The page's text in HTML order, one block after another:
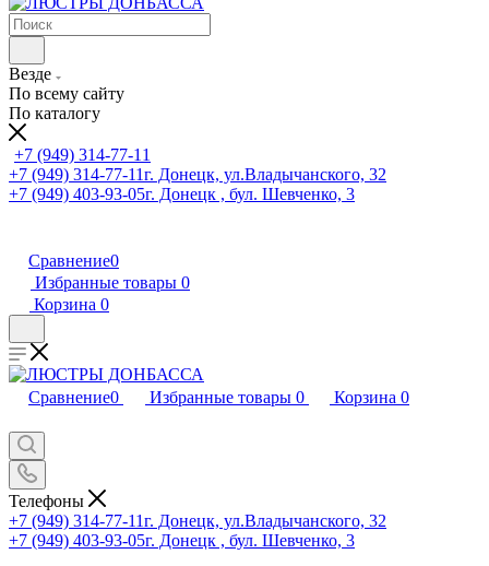
Везде
По всему сайту
По каталогу
+7 (949) 314-77-11
+7 (949) 314-77-11г. Донецк, ул.Владычанского, 32
+7 (949) 403-93-05г. Донецк , бул. Шевченко, 3
Сравнение0
Избранные товары 0
Корзина 0
Сравнение0 Избранные товары 0 Корзина 0
Телефоны
+7 (949) 314-77-11г. Донецк, ул.Владычанского, 32
+7 (949) 403-93-05г. Донецк , бул. Шевченко, 3